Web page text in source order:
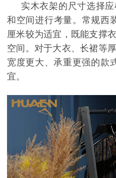
实木衣架的尺寸选择
和空间进行考量。常规西
厘米较为适宜 ，既能支撑
空间。对于大衣、长裙等
宽度更大、承重更强的款
宜。